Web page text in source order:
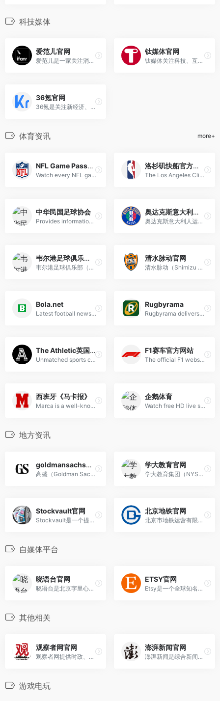
科技媒体
爱范儿官网
爱范儿是一家关注消费科技、智能硬件、移动互联网和生活方式的科技媒体，内容涵盖新品体验、行业观察、数字生活和品牌故事。它适合关注手机数码、AI应用、智能设备和新消费趋势的用户浏览。
钛媒体官网
钛媒体关注科技、互联网、消费、金融科技和产业数字化，提供新闻报道、深度评论和商业观察。网站内容偏重行业趋势和企业案例，适合作为了解科技商业变化、品牌动态和创新服务的资讯入口。
36氪官网
36氪是关注新经济、科技公司、创业融资和产业创新的商业科技媒体，提供公司报道、行业分析、投融资动态和专题内容。适合创业者、投资人、产品运营和互联网从业者了解科技商业趋势。
体育资讯 more+
NFL Game Pass美国
Watch every NFL game—including playoffs and the Super Bowl—plus NFL RedZone and 24/7 live coverage on NFL Network.
洛杉矶快船官方网站
The Los Angeles Clippers are an NBA team originally founded in Buffalo in 1970, relocated to San Diego in 1978, and moved to Los Angeles in 1984.
中华民国足球协会
Provides information about the association, football competitions, and national team members.
奥达克斯意大利人运动俱乐部官网
奥达克斯意大利人运动俱乐部（Audax Club Sportivo Italiano）是一家扎根于智利首都圣地亚哥的足球俱乐部，目前征战智利足球甲级联赛，主场设在可容纳1.2万名观众的拉佛罗里达市政体育场。
韦尔港足球俱乐部官网
韦尔港足球俱乐部（Port Vale F.C.）是一家扎根于英格兰斯塔福德郡特伦特河畔斯托克伯斯勒姆的职业球队，虽地处斯托克地区却未以城市命名——这一独特身份使其成为目前英联赛中唯一不以所在地冠名的俱乐部；自2007/08赛季降入英乙后，球队长期在第三级别联赛征战，虽在本地影响力逊于同城劲旅斯托克城，但在1990年代曾数度跻身旧甲组联赛（第二级别），书写过属于自己的高光篇章。
清水脉动官网
清水脉动（Shimizu S-Pulse），亦译作“清水鼓动”或“清水心跳”，是日本职业足球联赛（J联赛）创始成员之一，1991年随J联赛成立而加入，总部位于静冈县静冈市（原清水市），主场为日本平运动公园竞技场；球队起源于地方性业余联盟“静冈社会人连盟”，以地域共同出资模式运营，后于1997年完成公司化改革，成为日本首家由球迷与地方共同持股的J联赛上市公司。
Bola.net
Latest football news, live scores, match information, and European league coverage.
Rugbyrama
Rugbyrama delivers comprehensive rugby coverage including match results, standings, analysis, exclusive interviews, tournament videos, and live broadcasts of the Rugby Championship.
The Athletic英国体育
Unmatched sports coverage of every team and league you care about, with breaking news, compelling stories, and insightful analysis from top journalists.
F1赛车官方网站
The official F1 website for the latest news, video highlights, race results, live timing, in-depth analysis, and expert commentary on Formula 1 racing.
西班牙《马卡报》
Marca is a well-known Spanish newspaper specializing in football coverage.
企鹅体育
Watch free HD live streams of NBA, NFL, soccer, billiards, CBA, Champions League, Serie A, and La Liga—plus fitness coaching from national bodybuilding champions and sports commentary by attractive hosts.
地方资讯
goldmansachs官网
高盛（Goldman Sachs）成立于1869年，是全球领先的投资银行与金融服务机构，为全球企业、金融机构、政府及高净值个人提供投资银行、证券交易与资产管理等全方位服务；业务遍及23个国家的41个办事处，以纽约为总部，在伦敦、法兰克福、东京、香港等主要金融中心拥有深厚本地洞察与全球协同能力。
学大教育官网
学大教育集团（NYSE:XUE）——2001年创立的国内个性化教育领导者，已在全国62个城市开设273所学习中心，官网提供优质教育资源与先进教育服务。
Stockvault官网
Stockvault是一个提供免费高质量图像素材的图库网站，涵盖自然、城市、人物等各类图片，并配备图片编辑、搜索和分享工具，旨在为用户收集和存档高清晰照片供免费下载。
北京地铁官网
北京市地铁运营有限公司是中国的一家国有独资的特大型城市轨道交通运营商，拥有15条线路和217个车站，单日最高运送乘客已突破800万人次。
自媒体平台
晓语台官网
晓语台是北京字里心间科技有限公司的一款基于尖端AI技术的营销文本创作平台，能够帮助内容创作者以更低成本、更高效率地创作出各种营销文本和内容。
ETSY官网
Etsy是一个全球知名的在线市场，专注于手工艺品、艺术品和独立设计师产品，为创作者和买家提供连接和交易的平台。
其他相关
观察者网官网
观察者网提供时政、国际、财经、科技、军事和评论类内容，关注国内外热点事件和公共议题。用户可以通过站点浏览新闻报道、观点文章和专题讨论，作为资讯来源的补充。
澎湃新闻官网
澎湃新闻是综合新闻资讯平台，内容覆盖时政、社会、财经、思想、科技、文化和国际等领域。网站以新闻报道和专题栏目为主，适合用户跟进公共事件、深度报道和热点解读。
游戏电玩